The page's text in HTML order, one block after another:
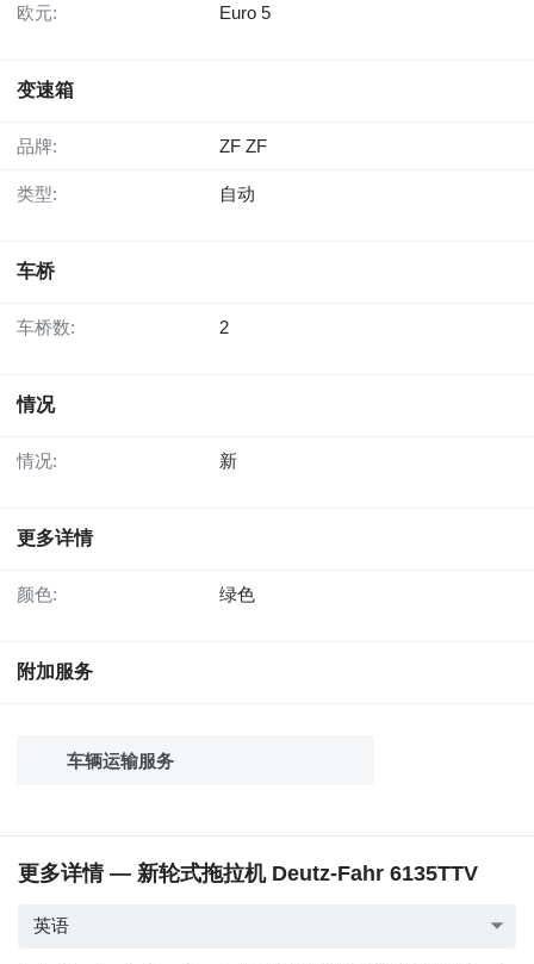
欧元: Euro 5
变速箱
品牌: ZF ZF
类型: 自动
车桥
车桥数: 2
情况
情况: 新
更多详情
颜色: 绿色
附加服务
车辆运输服务
更多详情 — 新轮式拖拉机 Deutz-Fahr 6135TTV
英语